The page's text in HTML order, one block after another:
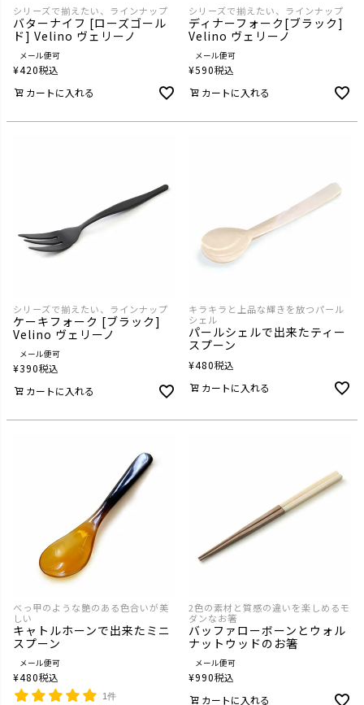
シリーズで揃えたい、ラインナップ
バターナイフ [ローズゴール
ド] Velino ヴェリーノ
メール便可
¥420税込
カートに入れる
シリーズで揃えたい、ラインナップ
ディナーフォーク[ブラック]
Velino ヴェリーノ
メール便可
¥590税込
カートに入れる
シリーズで揃えたい、ラインナップ
ケーキフォーク [ブラック]
Velino ヴェリーノ
メール便可
¥390税込
カートに入れる
キラキラと上品な輝きを放つパール
シェル
パールシェルで出来たティー
スプーン
¥480税込
カートに入れる
べっ甲のような艶のある色合いが美
しい
キャトルホーンで出来たミニ
スプーン
メール便可
¥480税込
1件
2色の素材と質感の違いを楽しめるモ
ダンなお箸
バッファローボーンとウォル
ナットウッドのお箸
メール便可
¥990税込
カートに入れる